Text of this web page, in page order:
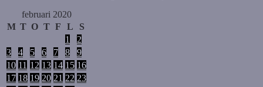
februari 2020
M T O T F L
S
1
2
3
4 5 6 7 8
9
10 11 12 13 14 15 16
17 18 19 20 21 22 23